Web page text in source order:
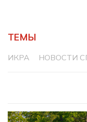
ТЕМЫ
ИКРА НОВОСТИ